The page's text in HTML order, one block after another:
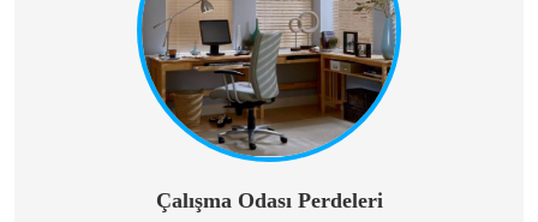
Çalışma Odası Perdeleri